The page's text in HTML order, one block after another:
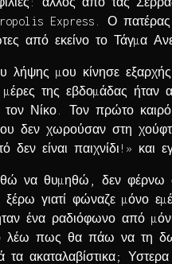
Express. Ο
από εκείνο το Τάγµα
λήψης µου κίνησε
της εβδοµάδας ήταν
τον Νίκο. Τον πρώτο
δεν χωρούσαν στη
δεν είναι παιχνίδι!»
να θυµηθώ, δεν φέρνω
γιατί φώναζε µόνο
ένα ραδιόφωνο από
λέω πως θα πάω να τη
ακαταλαβίστικα;